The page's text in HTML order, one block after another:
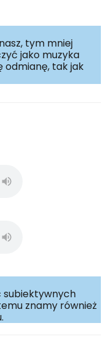
tym mniej
jako muzyka
odmianę, tak jak
subiektywnych
znamy również